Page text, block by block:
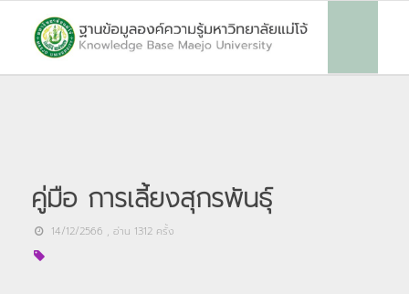
คู่มือ การเลี้ยงสุกรพันธุ์
14/12/2566 , อ่าน 1312ครั้ง